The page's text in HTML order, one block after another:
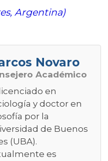
Argentina)
Novaro
Académico
en
y doctor en
por la
de Buenos
(UBA).
es